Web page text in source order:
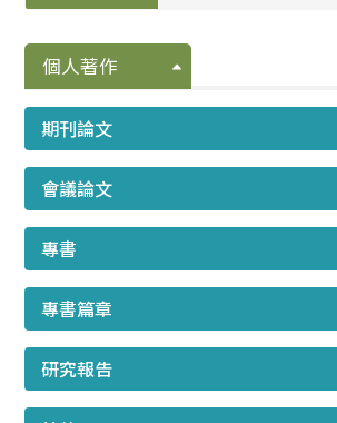
個人著作
期刊論文
會議論文
專書
專書篇章
研究報告